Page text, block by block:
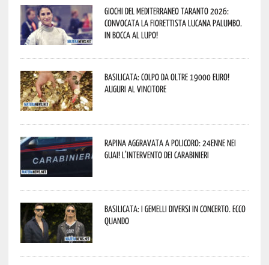
Giochi del Mediterraneo Taranto 2026:
convocata la fiorettista lucana Palumbo.
In bocca al lupo!
Basilicata: colpo da oltre 19000 Euro!
Auguri al vincitore
Rapina aggravata a Policoro: 24enne nei
guai! L’intervento dei Carabinieri
Basilicata: i Gemelli DiVersi in concerto. Ecco
quando